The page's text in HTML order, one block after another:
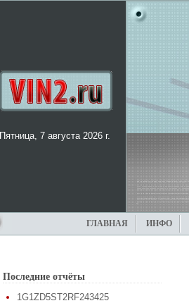
Пятница, 7 августа 2026 г.
ГЛАВНАЯ ИНФО
Последние отчёты
1G1ZD5ST2RF243425